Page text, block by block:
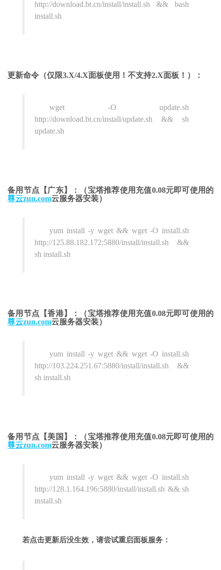
http://download.bt.cn/install/install.sh && bash
install.sh
更新命令（仅限3.X/4.X面板使用！不支持2.X面板！）：
wget -O update.sh
http://download.bt.cn/install/update.sh && sh
update.sh
备用节点【广东】：（宝塔推荐使用充值0.08元即可使用的
尊云zun.com云服务器安装）
yum install -y wget && wget -O install.sh
http://125.88.182.172:5880/install/install.sh &&
sh install.sh
备用节点【香港】：（宝塔推荐使用充值0.08元即可使用的
尊云zun.com云服务器安装）
yum install -y wget && wget -O install.sh
http://103.224.251.67:5880/install/install.sh &&
sh install.sh
备用节点【美国】：（宝塔推荐使用充值0.08元即可使用的
尊云zun.com云服务器安装）
yum install -y wget && wget -O install.sh
http://128.1.164.196:5880/install/install.sh && sh
install.sh
若点击更新后没生效，请尝试重启面板服务：